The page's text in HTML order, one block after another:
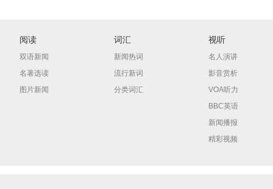
阅读
双语新闻
名著选读
图片新闻
词汇
新闻热词
流行新词
分类词汇
视听
名人演讲
影音赏析
VOA听力
BBC英语
新闻播报
精彩视频